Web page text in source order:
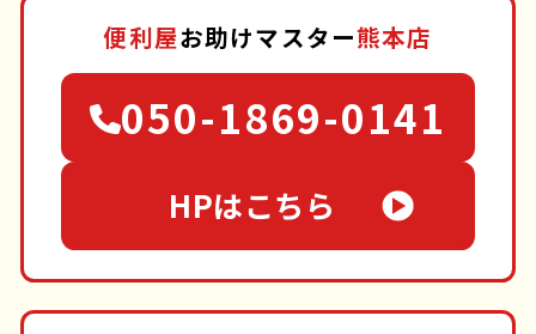
便利屋お助けマスター熊本店
050-1869-0141
HPはこちら